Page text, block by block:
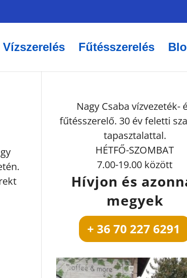
Vízszerelés Fűtésszerelés
Nagy Csaba vízvezeték-
fűtésszerelő. 30 év feletti
tapasztalattal.
HÉTFŐ-SZOMBAT
7.00-19.00 között
Hívjon és
megyek
+ 36 70 227 6291